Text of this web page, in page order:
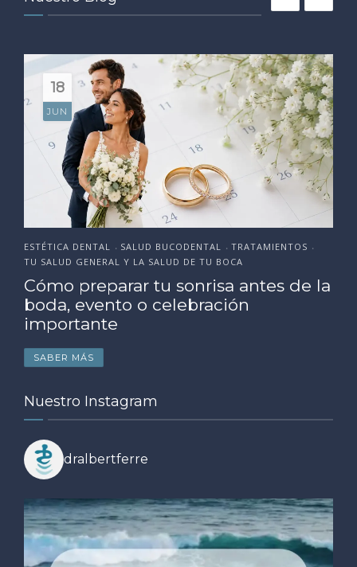
18
JUN
ESTÉTICA DENTAL • SALUD BUCODENTAL • TRATAMIENTOS •
TU SALUD GENERAL Y LA SALUD DE TU BOCA
Cómo preparar tu sonrisa antes de la
boda, evento o celebración
importante
SABER MÁS
Nuestro Instagram
dralbertferre